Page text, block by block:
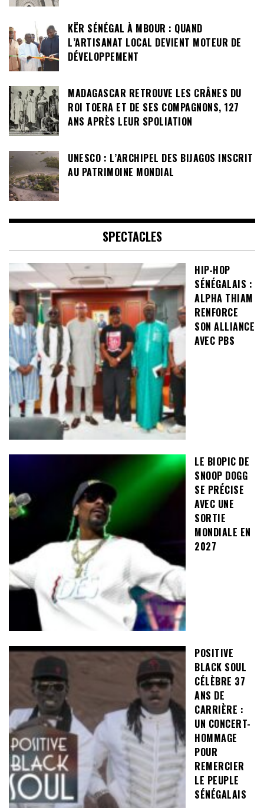
KËR SÉNÉGAL À MBOUR : QUAND
L’ARTISANAT LOCAL DEVIENT MOTEUR DE
DÉVELOPPEMENT
MADAGASCAR RETROUVE LES CRÂNES DU
ROI TOERA ET DE SES COMPAGNONS, 127
ANS APRÈS LEUR SPOLIATION
UNESCO : L’ARCHIPEL DES BIJAGOS INSCRIT
AU PATRIMOINE MONDIAL
SPECTACLES
HIP-HOP
SÉNÉGALAIS :
ALPHA THIAM
RENFORCE
SON ALLIANCE
AVEC PBS
LE BIOPIC DE
SNOOP DOGG
SE PRÉCISE
AVEC UNE
SORTIE
MONDIALE EN
2027
POSITIVE
BLACK SOUL
CÉLÈBRE 37
ANS DE
CARRIÈRE :
UN CONCERT-
HOMMAGE
POUR
REMERCIER
LE PEUPLE
SÉNÉGALAIS